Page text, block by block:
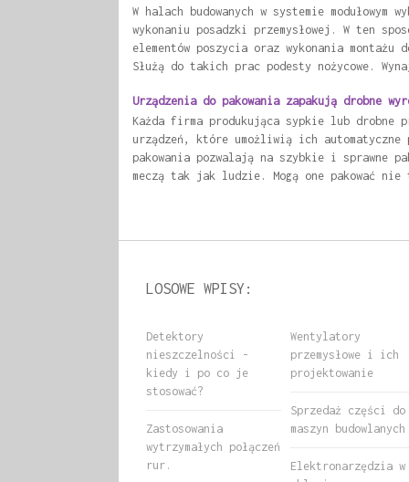
W halach budowanych w systemie modułowym
wykonaniu posadzki przemysłowej. W ten
elementów poszycia oraz wykonania
Służą do takich prac podesty nożycowe.
Urządzenia do pakowania zapakują drobne
Każda firma produkująca sypkie lub drobne
urządzeń, które umożliwią ich automatyczne
pakowania pozwalają na szybkie i sprawne
meczą tak jak ludzie. Mogą one pakować
LOSOWE WPISY:
Wentylatory
przemysłowe i ich
projektowanie
Detektory
nieszczelności -
kiedy i po co je
stosować?
Sprzedaż części do
maszyn budowlanych
Zastosowania
wytrzymałych połączeń
rur.
Elektronarzędzia w